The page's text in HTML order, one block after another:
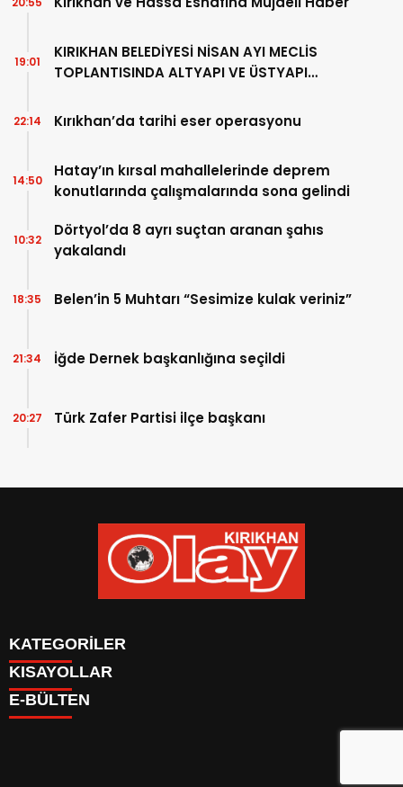
KIRIKHAN BELEDİYESİ NİSAN AYI MECLİS
TOPLANTISINDA ALTYAPI VE ÜSTYAPI
19:01
Kırıkhan’da tarihi eser operasyonu
22:14
Hatay’ın kırsal mahallelerinde deprem
konutlarında çalışmalarında sona gelindi
14:50
Dörtyol’da 8 ayrı suçtan aranan şahıs
yakalandı
10:32
Belen’in 5 Muhtarı “Sesimize kulak veriniz”
18:35
İğde Dernek başkanlığına seçildi
21:34
Türk Zafer Partisi ilçe başkanı
20:27
KATEGORİLER
KÜNYE
İLETİŞİM
KISAYOLLAR
Firma Ekle
E-BÜLTEN